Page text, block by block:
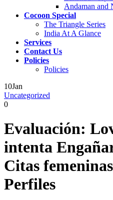
Andaman and
Cocoon Special
The Triangle Series
India At A Glance
Services
Contact Us
Policies
Policies
10Jan
Uncategorized
0
Evaluación:
intenta
Citas
Perfiles